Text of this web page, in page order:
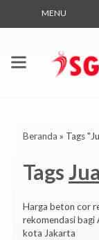
MENU
Beranda » Tags
Tags
Harga beton cor
rekomendasi bagi
kota Jakarta